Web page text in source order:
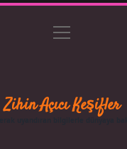
Gizlilik Politikası
menüyü
aç
Zihin Açıcı Keşifler
uyandıran bilgilerle dünyaya bak!